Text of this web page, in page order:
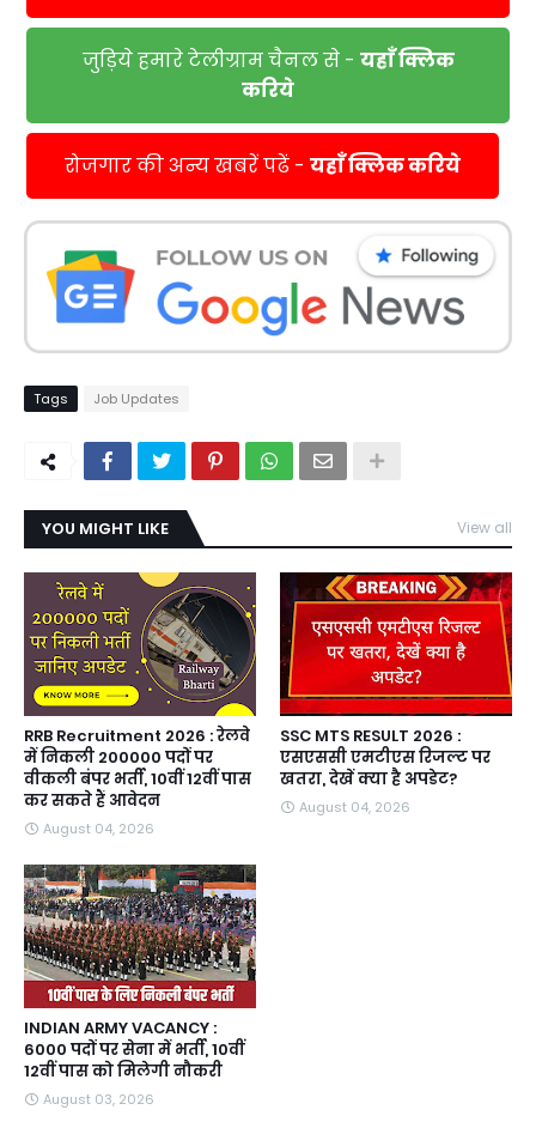
जुड़िये हमारे टेलीग्राम चैनल से - यहाँ क्लिक
करिये
रोजगार की अन्य खबरें पढें - यहाँ क्लिक करिये
Tags Job Updates
YOU MIGHT LIKE View all
RRB Recruitment 2026 : रेलवे
में निकली 200000 पदों पर
वीकली बंपर भर्ती, 10वीं 12वीं पास
कर सकते हैं आवेदन
August 04, 2026
SSC MTS RESULT 2026 :
एसएससी एमटीएस रिजल्ट पर
खतरा, देखें क्या है अपडेट?
August 04, 2026
INDIAN ARMY VACANCY :
6000 पदों पर सेना में भर्ती, 10वीं
12वीं पास को मिलेगी नौकरी
August 03, 2026